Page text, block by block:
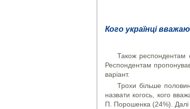
Кого українці
Також респондентам
Респондентам
варіант.
Трохи більше
назвати когось, кого
П. Порошенка (24%).